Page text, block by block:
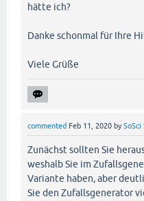
hätte ich?
Danke schonmal für Ihre
Viele Grüße
commented Feb 11, 2020 bySoSci
Zunächst sollten Sie
weshalb Sie im
Variante haben, aber
Sie den Zufallsgenerator